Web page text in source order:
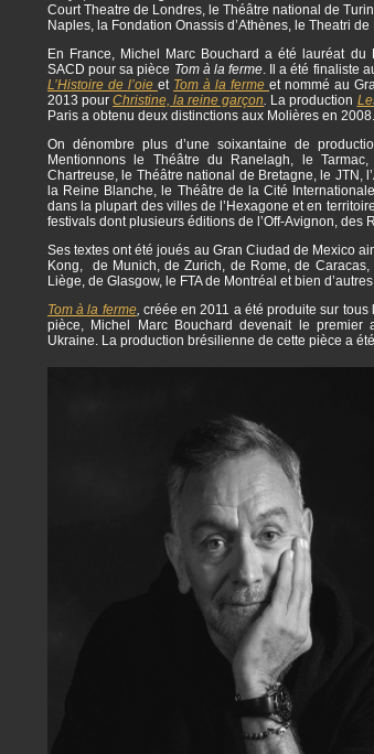
Court Theatre de Londres, le Théâtre national de
Naples, la Fondation Onassis d’Athènes, le Theatri
En France, Michel Marc Bouchard a été lauréat
SACD pour sa pièce Tom à la ferme. Il a été finaliste
L’Histoire de l’oie et Tom à la ferme et nommé au
2013 pourChristine, la reine garçon La production
Paris a obtenu deux distinctions aux Molières en 2008.
On dénombre plus d’une soixantaine de
Mentionnons le Théâtre du Ranelagh, le
Chartreuse, le Théâtre national de Bretagne, le JTN,
la Reine Blanche, le Théâtre de la Cité
dans la plupart des villes de l’Hexagone et en
festivals dont plusieurs éditions de l’Off-Avignon, des
Ses textes ont été joués au Gran Ciudad de Mexico
Kong, de Munich, de Zurich, de Rome, de
Liège, de Glasgow, le FTA de Montréal et bien d’autres.
Tom à la ferme, créée en 2011 a été produite sur
pièce, Michel Marc Bouchard devenait le
Ukraine. La production brésilienne de cette pièce a